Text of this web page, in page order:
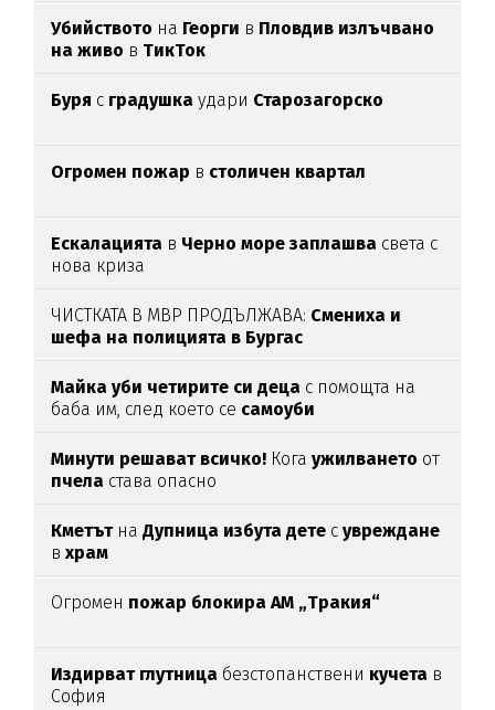
Убийството на Георги в Пловдив излъчвано
на живо в ТикТок
Буря с градушкаудари Старозагорско
Огромен пожар в столичен квартал
Ескалацията в Черно море заплашва света с
нова криза
ЧИСТКАТА В МВР ПРОДЪЛЖАВА: Смениха и
шефа на полицията в Бургас
Майка уби четирите си деца с помощта на
баба им, след което се самоуби
Минути решават всичко! Когаужилването от
пчела става опасно
Кметът наДупница избута дете сувреждане
вхрам
Огромен пожар блокира АМ „Тракия“
Издирват глутница безстопанствени кучета в
София